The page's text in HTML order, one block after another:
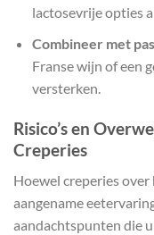
lactosevrije opties
Combineer met
Franse wijn of een
versterken.
Risico’s en
Creperies
Hoewel creperies over
aangename
aandachtspunten die